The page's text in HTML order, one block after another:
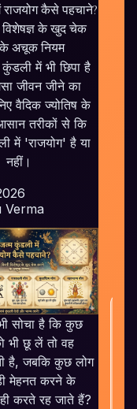
कैसे पहचाने?
विशेषज्ञ के खुद चेक
अचूक नियम
में भी छिपा है
जीवन जीने का
वैदिक ज्योतिष के
तरीकों से कि
में 'राजयोग' है या
नहीं।
Verma
सोचा है कि कुछ
भी छू लें तो वह
है, जबकि कुछ लोग
मेहनत करने के
करते रह जाते हैं?